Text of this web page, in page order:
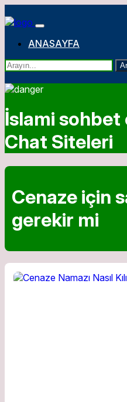
ANASAYFA
İslami sohbet
Chat Siteleri
Cenaze için
gerekir mi